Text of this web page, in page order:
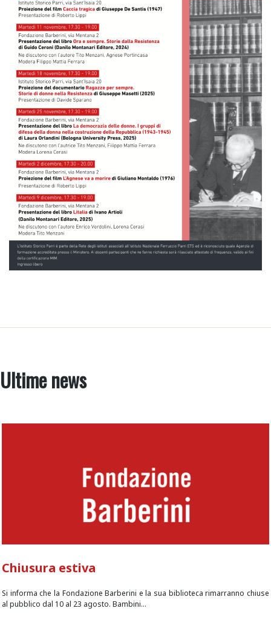
Ultime news
Chiusura estiva
Si informa che la Fondazione Barberini e la sua biblioteca rimarranno chiuse
al pubblico dal 10 al 23 agosto. Bambini...